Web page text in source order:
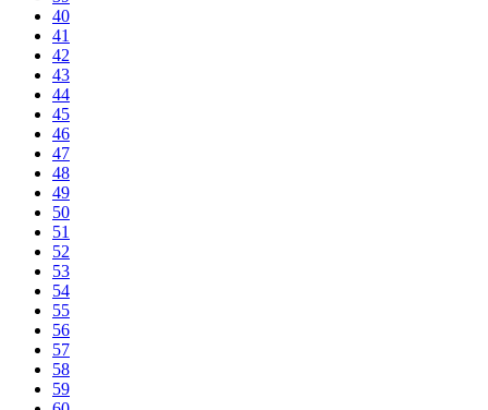
40
41
42
43
44
45
46
47
48
49
50
51
52
53
54
55
56
57
58
59